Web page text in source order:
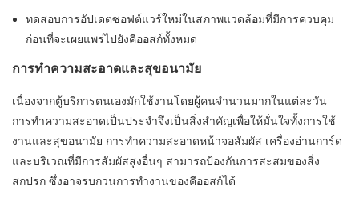
ทดสอบการอัปเดตซอฟต์แวร์ใหม่ในสภาพแวดล้อมที่มีการควบคุม
ก่อนที่จะเผยแพร่ไปยังคีออสก์ทั้งหมด
การทำความสะอาดและสุขอนามัย
เนื่องจากตู้บริการตนเองมักใช้งานโดยผู้คนจำนวนมากในแต่ละวัน
การทำความสะอาดเป็นประจำจึงเป็นสิ่งสำคัญเพื่อให้มั่นใจทั้งการใช้
งานและสุขอนามัย การทำความสะอาดหน้าจอสัมผัส เครื่องอ่านการ์ด
และบริเวณที่มีการสัมผัสสูงอื่นๆ สามารถป้องกันการสะสมของสิ่ง
สกปรก ซึ่งอาจรบกวนการทำงานของคีออสก์ได้